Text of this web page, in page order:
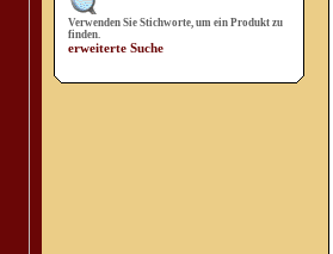
Verwenden Sie Stichworte, um ein Produkt zu
finden.
erweiterte Suche